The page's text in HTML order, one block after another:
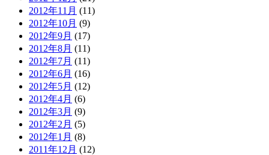
2012年11月 (11)
2012年10月 (9)
2012年9月 (17)
2012年8月 (11)
2012年7月 (11)
2012年6月 (16)
2012年5月 (12)
2012年4月 (6)
2012年3月 (9)
2012年2月 (5)
2012年1月 (8)
2011年12月 (12)